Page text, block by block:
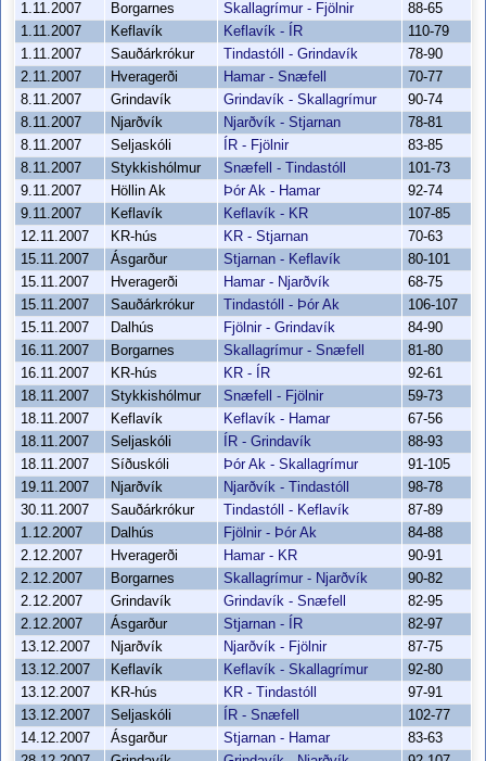
1.11.2007
Borgarnes Skallagrímur - Fjölnir
88-65
1.11.2007
Keflavík Keflavík - ÍR
110-79
1.11.2007
Sauðárkrókur Tindastóll - Grindavík
78-90
2.11.2007
Hveragerði Hamar - Snæfell
70-77
8.11.2007
Grindavík Grindavík - Skallagrímur
90-74
8.11.2007
Njarðvík Njarðvík - Stjarnan
78-81
8.11.2007
Seljaskóli ÍR - Fjölnir
83-85
8.11.2007
Stykkishólmur Snæfell - Tindastóll
101-73
9.11.2007
Höllin Ak Þór Ak - Hamar
92-74
9.11.2007
Keflavík Keflavík - KR
107-85
12.11.2007
KR-hús KR - Stjarnan
70-63
15.11.2007
Ásgarður Stjarnan - Keflavík
80-101
15.11.2007
Hveragerði Hamar - Njarðvík
68-75
15.11.2007
Sauðárkrókur Tindastóll - Þór Ak
106-107
15.11.2007
Dalhús Fjölnir - Grindavík
84-90
16.11.2007
Borgarnes Skallagrímur - Snæfell
81-80
16.11.2007
KR-hús KR - ÍR
92-61
18.11.2007
Stykkishólmur Snæfell - Fjölnir
59-73
18.11.2007
Keflavík Keflavík - Hamar
67-56
18.11.2007
Seljaskóli ÍR - Grindavík
88-93
18.11.2007
Síðuskóli Þór Ak - Skallagrímur
91-105
19.11.2007
Njarðvík Njarðvík - Tindastóll
98-78
30.11.2007
Sauðárkrókur Tindastóll - Keflavík
87-89
1.12.2007
Dalhús Fjölnir - Þór Ak
84-88
2.12.2007
Hveragerði Hamar - KR
90-91
2.12.2007
Borgarnes Skallagrímur - Njarðvík
90-82
2.12.2007
Grindavík Grindavík - Snæfell
82-95
2.12.2007
Ásgarður Stjarnan - ÍR
82-97
13.12.2007
Njarðvík Njarðvík - Fjölnir
87-75
13.12.2007
Keflavík Keflavík - Skallagrímur
92-80
13.12.2007
KR-hús KR - Tindastóll
97-91
13.12.2007
Seljaskóli ÍR - Snæfell
102-77
14.12.2007
Ásgarður Stjarnan - Hamar
83-63